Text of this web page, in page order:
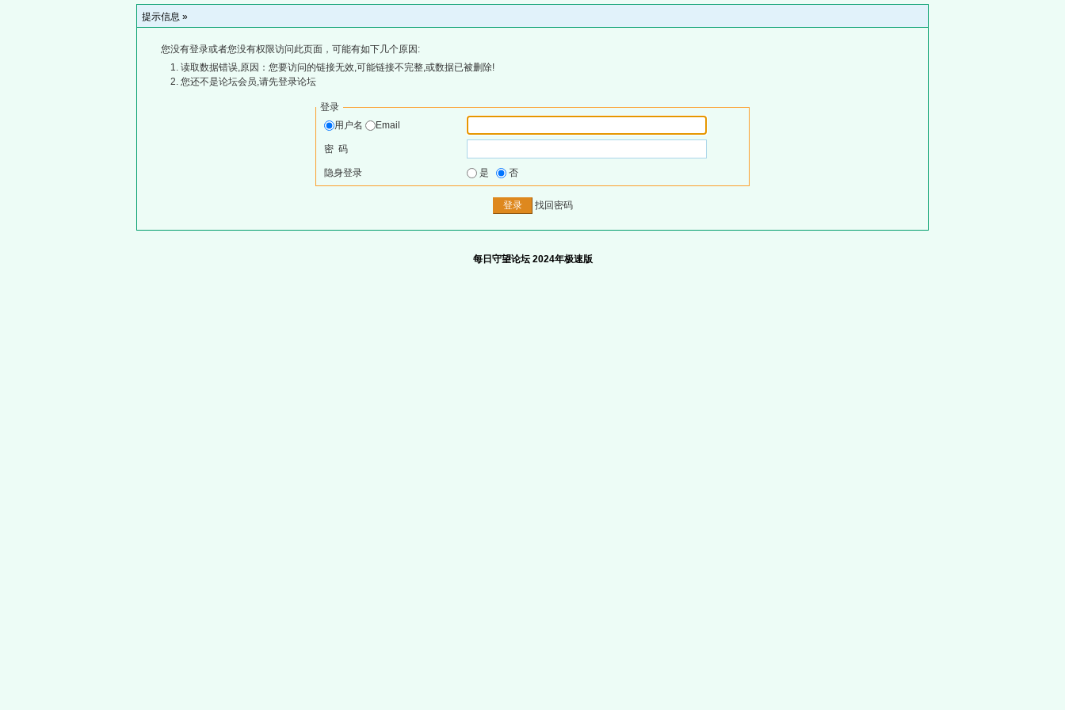
提示信息 »
您没有登录或者您没有权限访问此页面，可能有如下几个原因:
读取数据错误,原因：您要访问的链接无效,可能链接不完整,或数据已被删除!
您还不是论坛会员,请先登录论坛
登录
用户名
Email
密 码
隐身登录 是 否
找回密码
每日守望论坛 2024年极速版